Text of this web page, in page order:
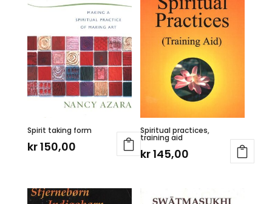
Spirit taking form
kr150,00
Spiritual practices,
training aid
kr145,00